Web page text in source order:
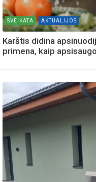
SVEIKATA AKTUALIJOS
Karštis didina
primena, kaip